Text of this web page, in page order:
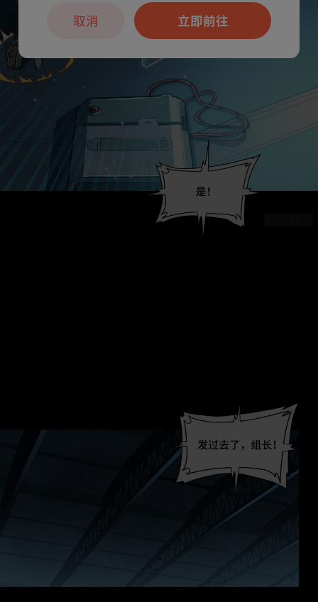
立即前往
取消